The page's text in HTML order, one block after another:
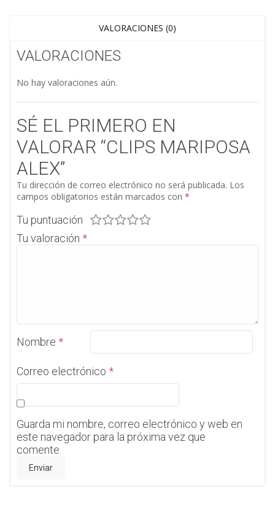
VALORACIONES (0)
VALORACIONES
No hay valoraciones aún.
SÉ EL PRIMERO EN
VALORAR “CLIPS MARIPOSA
ALEX”
Tu dirección de correo electrónico no será publicada. Los
campos obligatorios están marcados con *
Tu puntuación
Tu valoración *
Nombre *
Correo electrónico *
Guarda mi nombre, correo electrónico y web en
este navegador para la próxima vez que
comente.